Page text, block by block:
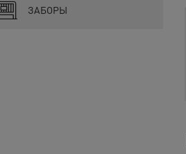
ЗАБОРЫ